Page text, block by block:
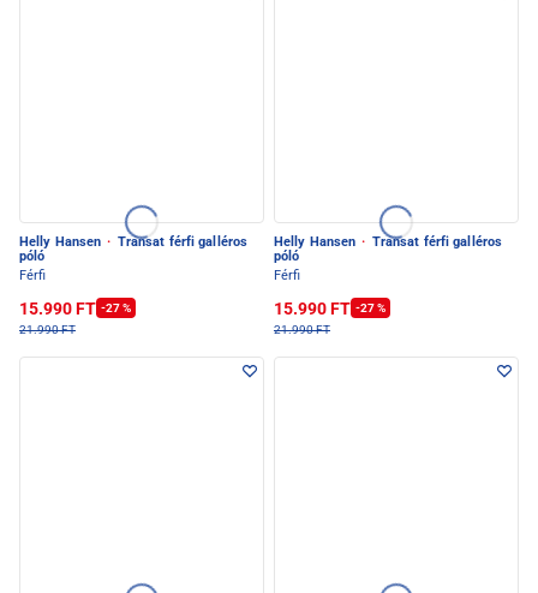
Helly Hansen · Transat férfi galléros
póló
Férfi
15.990 FT -27 %
21.990 FT
Helly Hansen · Transat férfi galléros
póló
Férfi
15.990 FT -27 %
21.990 FT